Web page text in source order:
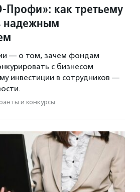
как третьему
надежным
— о том, зачем фондам
с бизнесом
инвестиции в сотрудников —
и конкурсы